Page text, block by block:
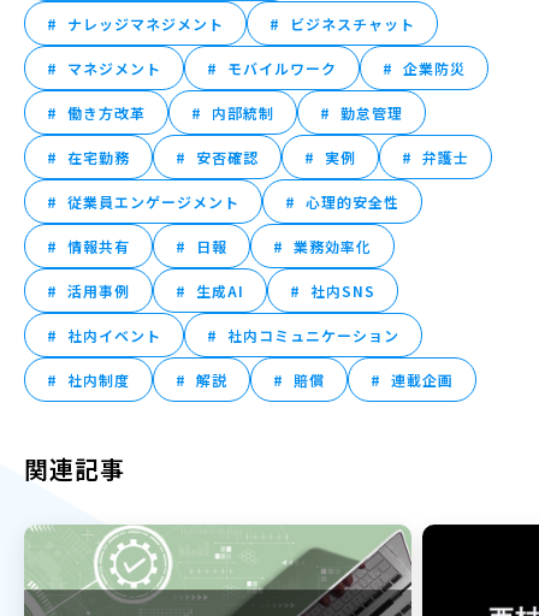
ナレッジマネジメント ビジネスチャット
マネジメント モバイルワーク 企業防災
働き方改革 内部統制 勤怠管理
在宅勤務 安否確認 実例 弁護士
従業員エンゲージメント 心理的安全性
情報共有 日報 業務効率化
活用事例 生成AI 社内SNS
社内イベント 社内コミュニケーション
社内制度 解説 賠償 連載企画
関連記事